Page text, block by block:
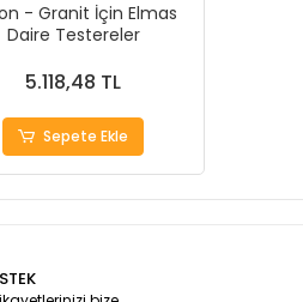
- Granit İçin Elmas
Daire Testereler
5.118,48 TL
Sepete Ekle